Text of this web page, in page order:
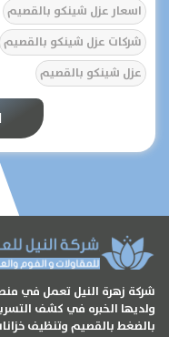
اسعار عزل شينكو بالقصيم
شركات عزل شينكو بالقصيم
عزل شينكو بالقصيم
شركة زهرة النيل تعمل في
ولديها الخبره في كشف
بالضغط بالقصيم وتنظيف